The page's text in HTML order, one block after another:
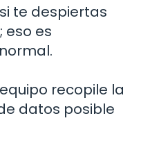
te despiertas
eso es
recopile la
datos posible